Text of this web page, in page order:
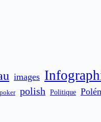
images
poker polish Politique